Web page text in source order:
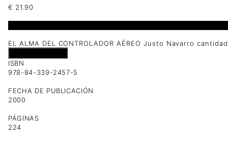
€ 21.90
EL ALMA DEL CONTROLADOR AÉREO Justo Navarro cantidad
ISBN
978-84-339-2457-5
FECHA DE PUBLICACIÓN
2000
PÁGINAS
224